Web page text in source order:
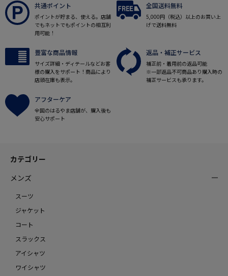
共通ポイント
ポイントが貯まる、使える。店舗
でもネットでもポイントの相互利
用可能！
全国送料無料
5,000円（税込）以上のお買い上
げで送料無料
豊富な商品情報
サイズ詳細・ディテールなどお客
様の購入をサポート！商品により
店頭在庫も表示。
返品・補正サービス
補正前・着用前の返品可能
※一部返品不可商品あり購入時の
補正サービスも承ります。
アフターケア
全国のはるやま店舗が、購入後も
安心サポート
カテゴリー
メンズ
スーツ
ジャケット
コート
スラックス
アイシャツ
ワイシャツ